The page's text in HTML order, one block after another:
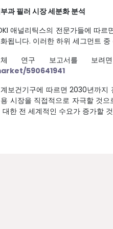
과 필러 시장 세분화 분석
애널리틱스의 전문가들에 따
됩니다. 이러한 하위 세그먼트
체 연구 보고서를 보려
590641941
보건기구에 따르면 2030년까지
시장을 직접적으로 자극할 것
대한 전 세계적인 수요가 증가할